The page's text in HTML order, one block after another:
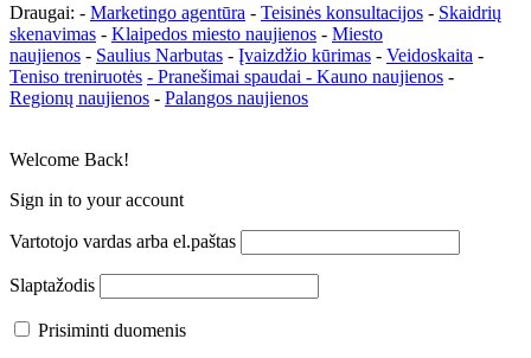
Draugai: - Marketingo agentūra - Teisinės konsultacijos - Skaidrių
skenavimas - Klaipedos miesto naujienos - Miesto
naujienos - Saulius Narbutas - Įvaizdžio kūrimas - Veidoskaita -
Teniso treniruotės - Pranešimai spaudai - Kauno naujienos -
Regionų naujienos - Palangos naujienos
Welcome Back!
Sign in to your account
Vartotojo vardas arba el.paštas
Slaptažodis
Prisiminti duomenis